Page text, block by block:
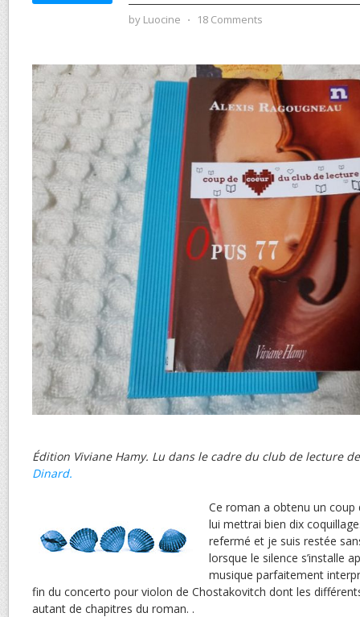
by Luocine ⋅ 18 Comments
Édition Viviane Hamy. Lu dans le cadre du club de lecture
Dinard.
Ce roman a obtenu un
lui mettrai bien dix
refermé et je suis restée
lorsque le silence s’installe
musique parfaitement
fin du concerto pour violon de Chostakovitch dont les
autant de chapitres du roman. .